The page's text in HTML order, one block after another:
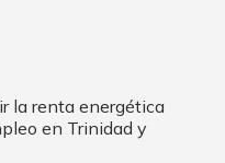
la renta energética
en Trinidad y